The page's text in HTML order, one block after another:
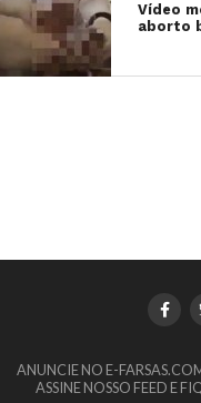
Vídeo
aborto
ANUNCIE NO E-
ASSINE NOSSO FEED E